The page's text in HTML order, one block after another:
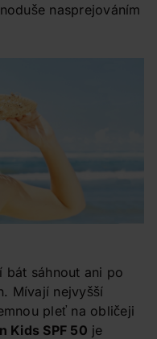
nasprejováním
bát sáhnout ani po
Mívají nejvyšší
pleť na obličeji
Kids SPF 50 je